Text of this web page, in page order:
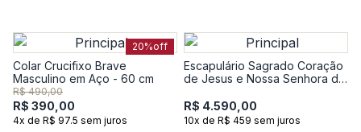
20%off
Colar Crucifixo Brave
Masculino em Aço - 60 cm
R$ 490,00
R$ 390,00
4x de R$ 97.5 sem juros
Escapulário Sagrado Coração
de Jesus e Nossa Senhora do
R$ 4.590,00
10x de R$ 459 sem juros